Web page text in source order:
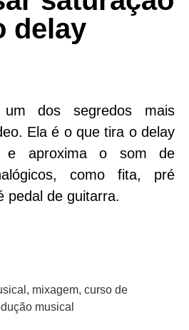
delay
dos segredos mais
Ela é o que tira o delay
e aproxima o som de
como fita, pré
pedal de guitarra.